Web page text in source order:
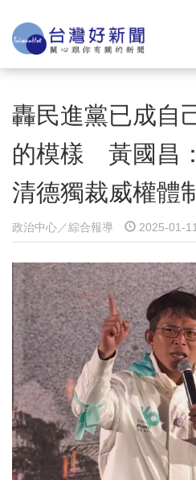
轟民進黨已成自
的模樣 黃國昌
清德獨裁威權體
政治中心／綜合報導 2025-01-